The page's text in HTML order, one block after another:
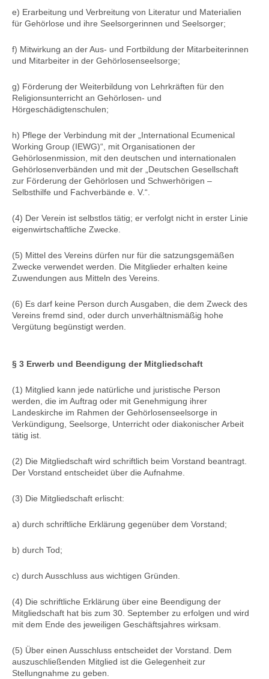
e) Erarbeitung und Verbreitung von Literatur und Materialien
für Gehörlose und ihre Seelsorgerinnen und Seelsorger;
f) Mitwirkung an der Aus- und Fortbildung der Mitarbeiterinnen
und Mitarbeiter in der Gehörlosenseelsorge;
g) Förderung der Weiterbildung von Lehrkräften für den
Religionsunterricht an Gehörlosen- und
Hörgeschädigtenschulen;
h) Pflege der Verbindung mit der „International Ecumenical
Working Group (IEWG)“, mit Organisationen der
Gehörlosenmission, mit den deutschen und internationalen
Gehörlosenverbänden und mit der „Deutschen Gesellschaft
zur Förderung der Gehörlosen und Schwerhörigen –
Selbsthilfe und Fachverbände e. V.“.
(4) Der Verein ist selbstlos tätig; er verfolgt nicht in erster Linie
eigenwirtschaftliche Zwecke.
(5) Mittel des Vereins dürfen nur für die satzungsgemäßen
Zwecke verwendet werden. Die Mitglieder erhalten keine
Zuwendungen aus Mitteln des Vereins.
(6) Es darf keine Person durch Ausgaben, die dem Zweck des
Vereins fremd sind, oder durch unverhältnismäßig hohe
Vergütung begünstigt werden.
§ 3 Erwerb und Beendigung der Mitgliedschaft
(1) Mitglied kann jede natürliche und juristische Person
werden, die im Auftrag oder mit Genehmigung ihrer
Landeskirche im Rahmen der Gehörlosenseelsorge in
Verkündigung, Seelsorge, Unterricht oder diakonischer Arbeit
tätig ist.
(2) Die Mitgliedschaft wird schriftlich beim Vorstand beantragt.
Der Vorstand entscheidet über die Aufnahme.
(3) Die Mitgliedschaft erlischt:
a) durch schriftliche Erklärung gegenüber dem Vorstand;
b) durch Tod;
c) durch Ausschluss aus wichtigen Gründen.
(4) Die schriftliche Erklärung über eine Beendigung der
Mitgliedschaft hat bis zum 30. September zu erfolgen und wird
mit dem Ende des jeweiligen Geschäftsjahres wirksam.
(5) Über einen Ausschluss entscheidet der Vorstand. Dem
auszuschließenden Mitglied ist die Gelegenheit zur
Stellungnahme zu geben.